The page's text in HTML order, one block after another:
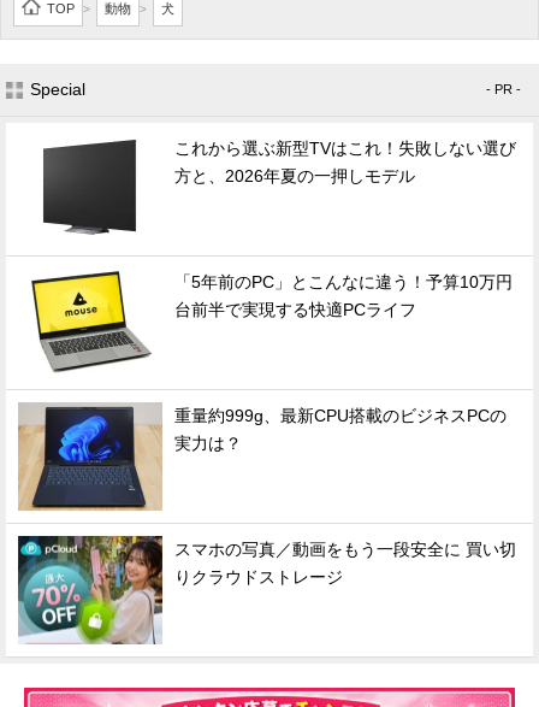
TOP > 動物 > 犬
Special - PR -
これから選ぶ新型TVはこれ！失敗しない選び
方と、2026年夏の一押しモデル
「5年前のPC」とこんなに違う！予算10万円
台前半で実現する快適PCライフ
重量約999g、最新CPU搭載のビジネスPCの
実力は？
スマホの写真／動画をもう一段安全に 買い切
りクラウドストレージ